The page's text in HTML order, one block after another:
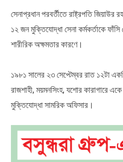
সেনাপ্রধান পরবর্তীতে রাষ্ট্রপতি জিয়াউর
১২ জন মুক্তিযোদ্ধা সেনা কর্মকর্তাকে
শারীরিক অক্ষমতার কারণে।
১৯৮১ সালের ২৩ সেপ্টেম্বর রাত ১২টা
রাজশাহী, ময়মনসিংহ, যশোর কারাগারে
মুক্তিযোদ্ধা সামরিক অফিসার।